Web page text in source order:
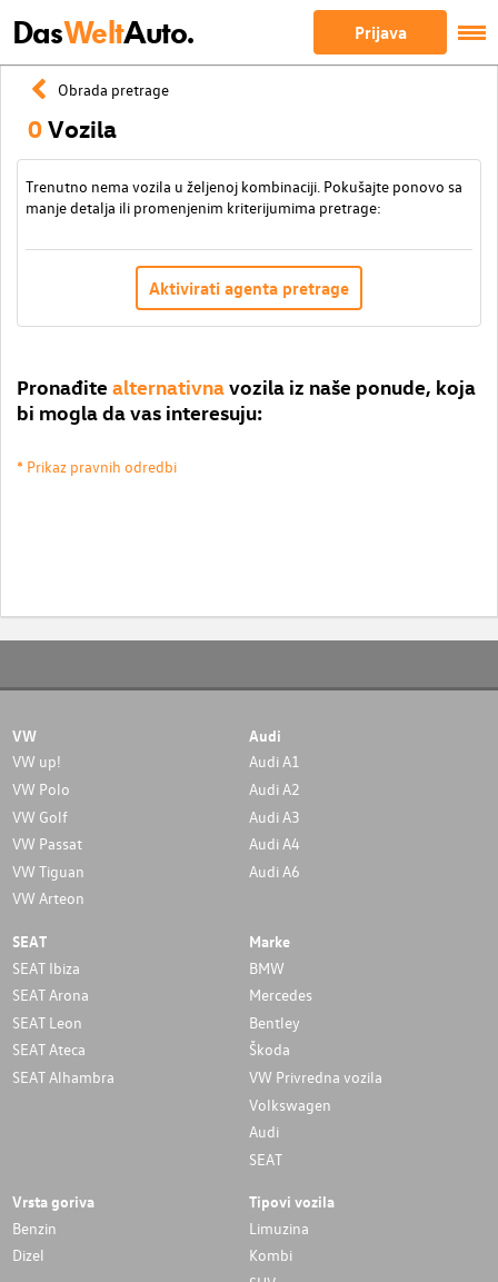
DasWeltAuto. Prijava
Obrada pretrage
0Vozila
Trenutno nema vozila u željenoj kombinaciji. Pokušajte ponovo sa
manje detalja ili promenjenim kriterijumima pretrage:
Aktivirati agenta pretrage
Pronađite alternativnavozila iz naše ponude, koja
bi mogla da vas interesuju:
* Prikaz pravnih odredbi
VW
VW up!
VW Polo
VW Golf
VW Passat
VW Tiguan
VW Arteon
Audi
Audi A1
Audi A2
Audi A3
Audi A4
Audi A6
SEAT
SEAT Ibiza
SEAT Arona
SEAT Leon
SEAT Ateca
SEAT Alhambra
Marke
BMW
Mercedes
Bentley
Škoda
VW Privredna vozila
Volkswagen
Audi
SEAT
Vrsta goriva
Benzin
Dizel
Tipovi vozila
Limuzina
Kombi